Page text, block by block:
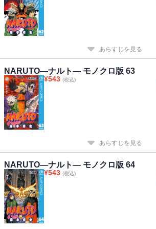
あらすじを見る
NARUTO―ナルト― モノクロ版 63
¥543 (税込)
あらすじを見る
NARUTO―ナルト― モノクロ版 64
¥543 (税込)